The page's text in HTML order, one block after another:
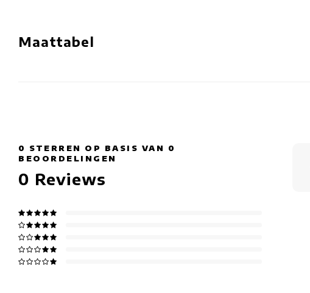
Maattabel
0 STERREN OP BASIS VAN 0
BEOORDELINGEN
0 Reviews